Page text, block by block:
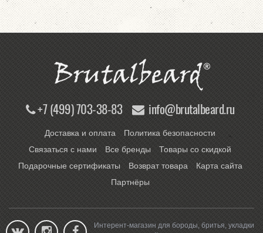
+7 (499) 703-38-83 info@brutalbeard.ru
Доставка и оплата
Политика безопасности
Связаться с нами
Все бренды
Товары со скидкой
Подарочные сертификаты
Возврат товара
Карта сайта
Партнёры
Интерент-магазин для бороды, бритья, укладки